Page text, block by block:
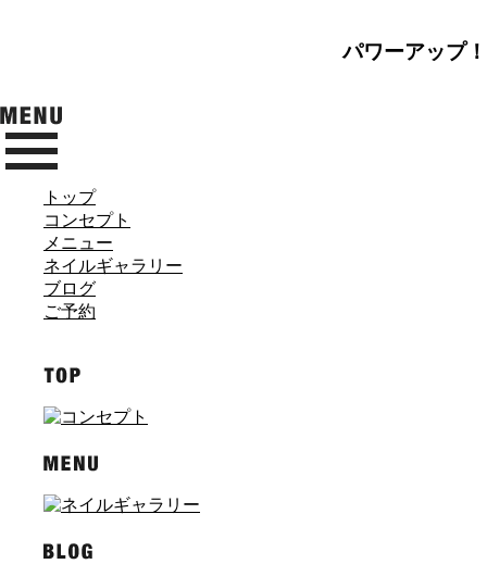
パワーアップ！
トップ
コンセプト
メニュー
ネイルギャラリー
ブログ
ご予約